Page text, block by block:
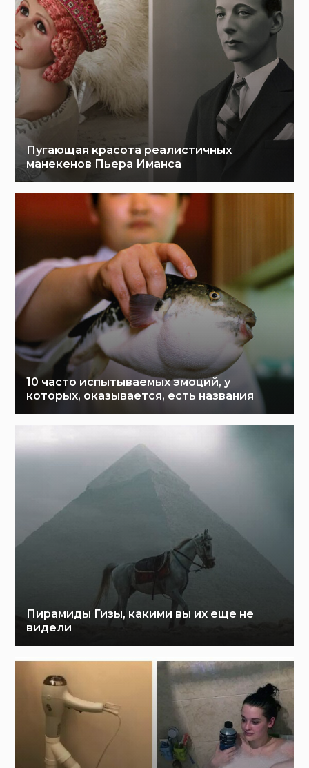
Пугающая красота реалистичных
манекенов Пьера Иманса
10 часто испытываемых эмоций, у
которых, оказывается, есть названия
Пирамиды Гизы, какими вы их еще не
видели